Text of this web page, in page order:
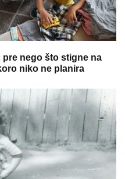
nego što stigne na
niko ne planira